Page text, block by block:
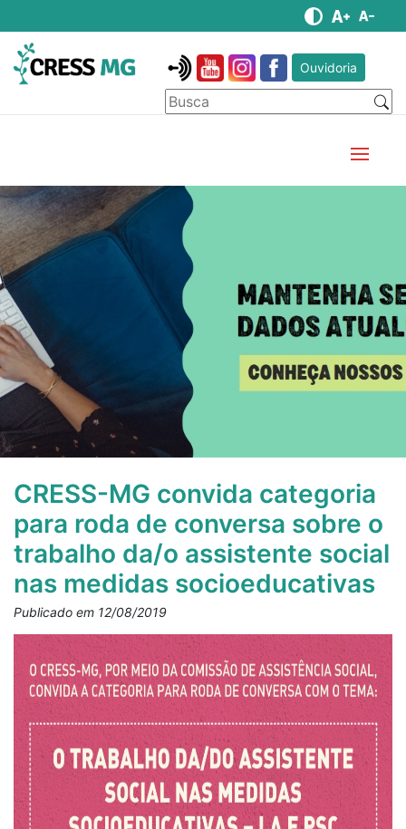
Ouvidoria
CRESS-MG convida categoria
para roda de conversa sobre o
trabalho da/o assistente social
nas medidas socioeducativas
Publicado em 12/08/2019